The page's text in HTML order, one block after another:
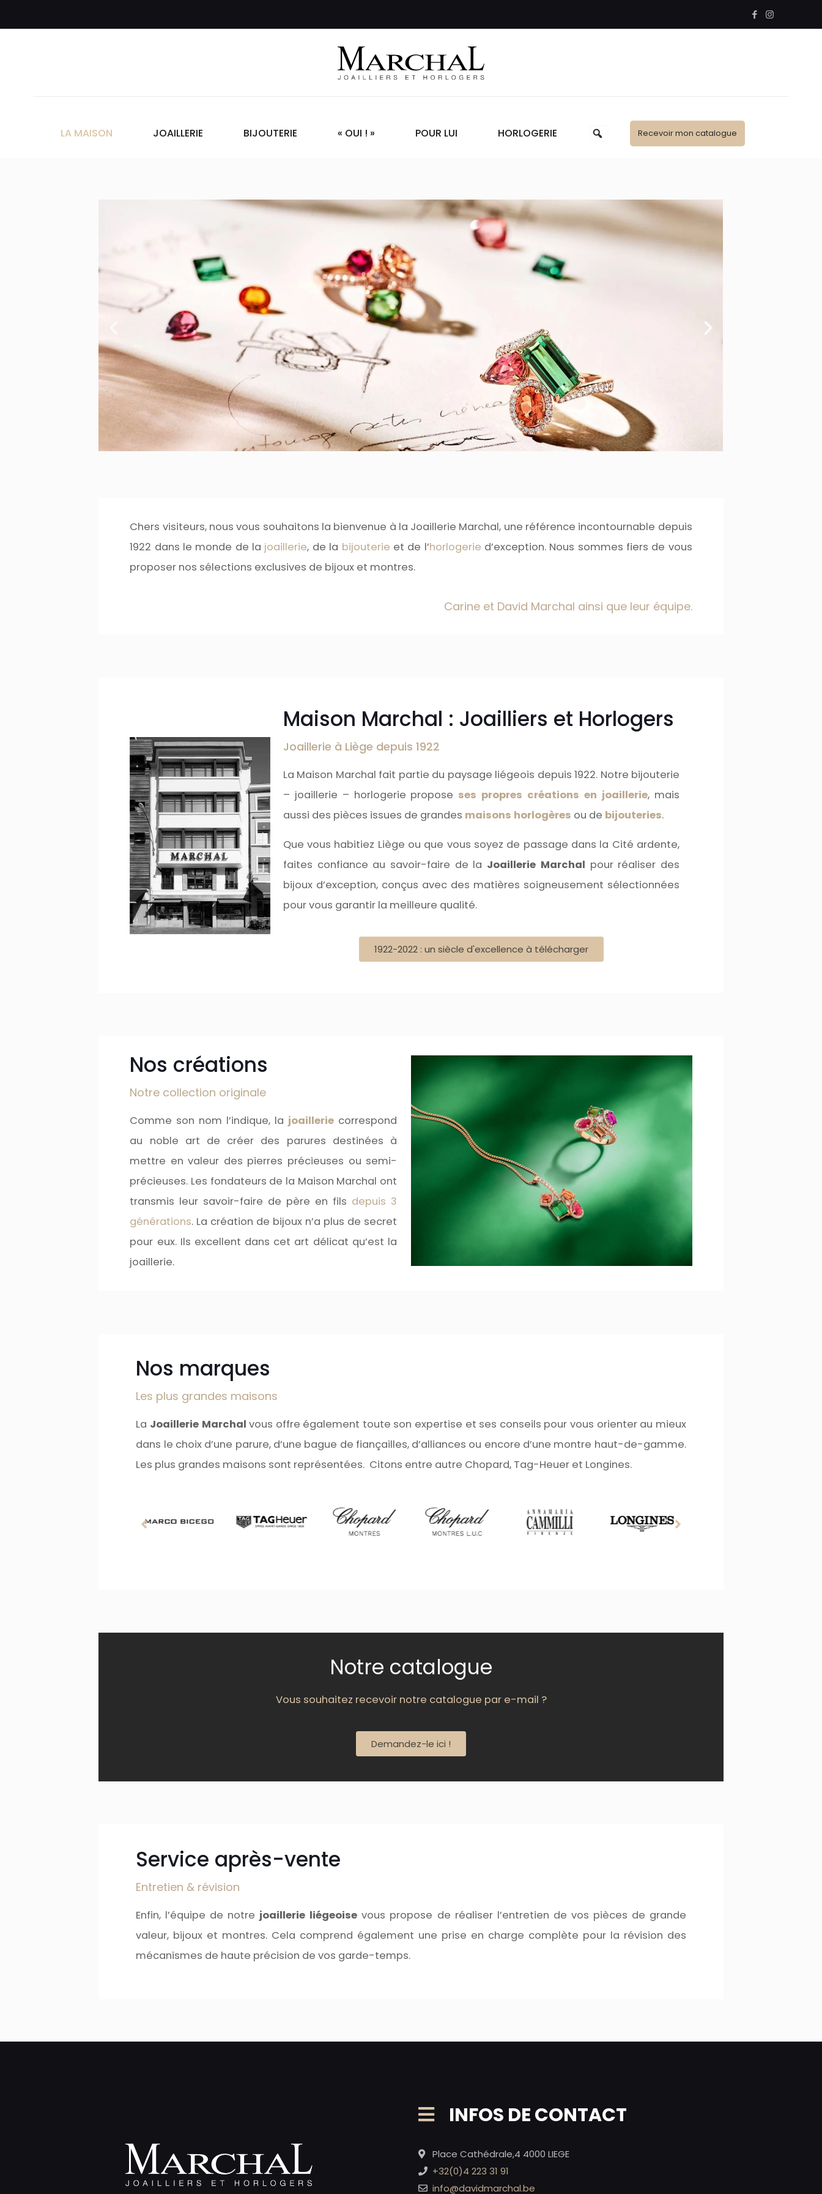
LA MAISON JOAILLERIE BIJOUTERIE « OUI ! » POUR LUI HORLOGERIE Recevoir mon catalogue
Chers visiteurs, nous vous souhaitons la bienvenue à la Joaillerie Marchal, une référence incontournable depuis
1922 dans le monde de la joaillerie, de la bijouterie et de l’horlogerie d’exception. Nous sommes fiers de vous
proposer nos sélections exclusives de bijoux et montres.
Carine et David Marchal ainsi que leur équipe.
Maison Marchal : Joailliers et Horlogers
Joaillerie à Liège depuis 1922
La Maison Marchal fait partie du paysage liégeois depuis 1922. Notre bijouterie
– joaillerie – horlogerie propose ses propres créations en joaillerie, mais
aussi des pièces issues de grandes maisons horlogères ou de bijouteries.
Que vous habitiez Liège ou que vous soyez de passage dans la Cité ardente,
faites confiance au savoir-faire de la Joaillerie Marchal pour réaliser des
bijoux d’exception, conçus avec des matières soigneusement sélectionnées
pour vous garantir la meilleure qualité.
1922-2022 : un siècle d'excellence à télécharger
Nos créations
Notre collection originale
Comme son nom l’indique, la joaillerie correspond
au noble art de créer des parures destinées à
mettre en valeur des pierres précieuses ou semi-
précieuses. Les fondateurs de la Maison Marchal ont
transmis leur savoir-faire de père en fils depuis 3
générations. La création de bijoux n’a plus de secret
pour eux. Ils excellent dans cet art délicat qu’est la
joaillerie.
Nos marques
Les plus grandes maisons
La Joaillerie Marchal vous offre également toute son expertise et ses conseils pour vous orienter au mieux
dans le choix d’une parure, d’une bague de fiançailles, d’alliances ou encore d’une montre haut-de-gamme.
Les plus grandes maisons sont représentées. Citons entre autre Chopard, Tag-Heuer et Longines.
Notre catalogue
Vous souhaitez recevoir notre catalogue par e-mail ?
Demandez-le ici !
Service après-vente
Entretien & révision
Enfin, l’équipe de notre joaillerie liégeoise vous propose de réaliser l’entretien de vos pièces de grande
valeur, bijoux et montres. Cela comprend également une prise en charge complète pour la révision des
mécanismes de haute précision de vos garde-temps.
INFOS DE CONTACT
Place Cathédrale,4 4000 LIEGE
+32(0)4 223 31 91
info@davidmarchal.be